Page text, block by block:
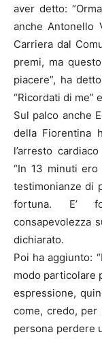
aver detto:
anche Antonello
Carriera dal
premi, ma
piacere”, ha
“Ricordati di me”
Sul palco anche
della Fiorentina
l’arresto
“In 13 minuti
testimonianze di
fortuna. E’
consapevolezza
dichiarato.
Poi ha aggiunto:
modo particolare
espressione,
come, credo, per
persona perdere